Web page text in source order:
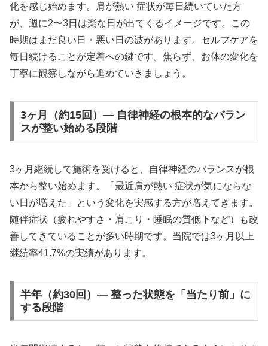
化を感じ始めます。肩が熱い 症状が毎日続いていた方
が、週に2〜3日は楽な日が出てくるイメージです。この
時期はまだ良い日・悪い日の波があります。セルフケアを
毎日続けることが定着への鍵です。焦らず、お体の変化を
丁寧に観察しながら進めていきましょう。
3ヶ月（約15回）— 自律神経の根本的なバラン
スが整い始める段階
3ヶ月継続して施術を受けると、自律神経のバランスが根
本から整い始めます。「最近肩が熱い 症状が気にならな
い日が増えた」という変化を実感する方が増えてきます。
随伴症状（疲れやすさ・肩こり・睡眠の質低下など）も改
善してきていることが多い時期です。当院では3ヶ月以上
継続率41.7%の実績があります。
半年（約30回）— 整った状態を「当たり前」に
する段階